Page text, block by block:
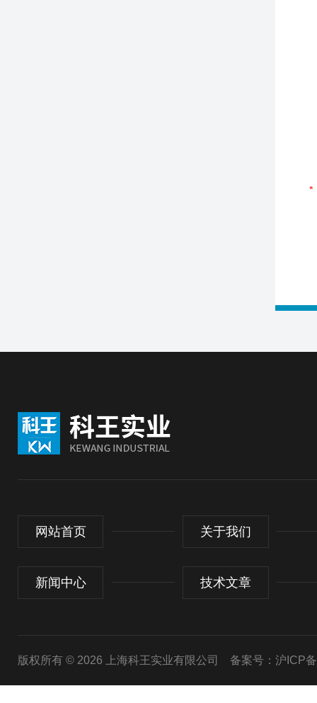
网站首页 关于我们
新闻中心 技术文章
版权所有 © 2026 上海科王实业有限公司 备案号：沪ICP